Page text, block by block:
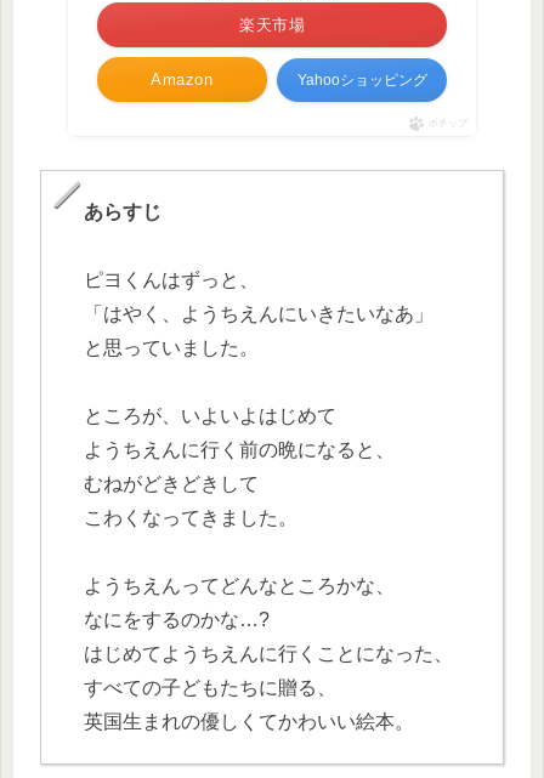
Amazon
楽天市場
Yahooショッピング
ポチップ
あらすじ
ピヨくんはずっと、
「はやく、ようちえんにいきたいなあ」
と思っていました。
ところが、いよいよはじめて
ようちえんに行く前の晩になると、
むねがどきどきして
こわくなってきました。
ようちえんってどんなところかな、
なにをするのかな…?
はじめてようちえんに行くことになった、
すべての子どもたちに贈る、
英国生まれの優しくてかわいい絵本。